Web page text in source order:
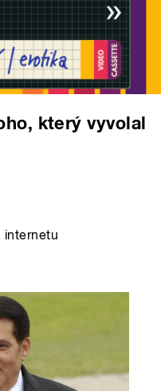
který vyvolal
internetu